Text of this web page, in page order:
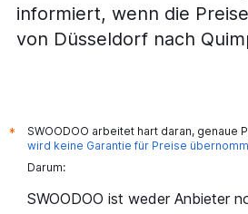
informiert, wenn die
von Düsseldorf nach
*
SWOODOO arbeitet hart daran, genaue
wird keine Garantie für Preise
Darum:
SWOODOO ist weder Anbieter